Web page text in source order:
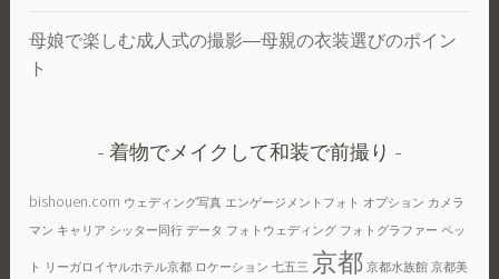
母娘で楽しむ成人式の撮影―母親の衣装選びのポイン
ト
着物でメイクして和装で前撮り
bishouen.com ウェディング写真 エンゲージメントフォト オプション カメラ
マン キャリア シッター同行 データ フォトウェディング フォトグラファー ペッ
ト リーガロイヤルホテル京都 ロケーション 七五三 京都 京都水族館 京都美